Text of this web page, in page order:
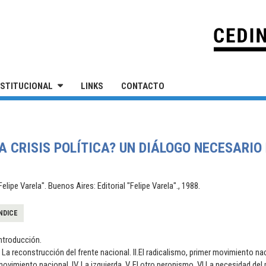
LINKS CONTACTO
CRISIS POLÍTICA? UN DIÁLOGO
Varela". Buenos Aires: Editorial "Felipe Varela"., 1988.
La reconstrucción del frente nacional. II.El radicalismo, primer movimiento